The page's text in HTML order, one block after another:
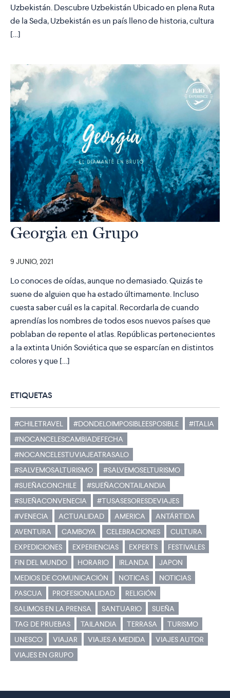
Uzbekistán. Descubre Uzbekistán Ubicado en plena Ruta
de la Seda, Uzbekistán es un país lleno de historia, cultura
[…]
Georgia en Grupo
9 JUNIO, 2021
Lo conoces de oídas, aunque no demasiado. Quizás te
suene de alguien que ha estado últimamente. Incluso
cuesta saber cuál es la capital. Recordarla de cuando
aprendías los nombres de todos esos nuevos países que
poblaban de repente el atlas. Repúblicas pertenecientes
a la extinta Unión Soviética que se esparcían en distintos
colores y que […]
ETIQUETAS
#CHILETRAVEL #DONDELOIMPOSIBLEESPOSIBLE
#ITALIA
#NOCANCELESCAMBIADEFECHA
#NOCANCELESTUVIAJEATRASALO
#SALVEMOSALTURISMO
#SALVEMOSELTURISMO
#SUEÑACONCHILE
#SUEÑACONTAILANDIA
#SUEÑACONVENECIA
#TUSASESORESDEVIAJES
#VENECIA
ACTUALIDAD AMERICA
ANTÁRTIDA
AVENTURA
CAMBOYA CELEBRACIONES
CULTURA
EXPEDICIONES
EXPERIENCIAS EXPERTS
FESTIVALES
FIN DEL MUNDO
HORARIO IRLANDA
JAPON
MEDIOS DE COMUNICACIÓN
NOTICAS
NOTICIAS
PASCUA
PROFESIONALIDAD
RELIGIÓN
SALIMOS EN LA PRENSA
SANTUARIO
SUEÑA
TAG DE PRUEBAS
TAILANDIA TERRASA
TURISMO
UNESCO
VIAJAR VIAJES A MEDIDA
VIAJES AUTOR
VIAJES EN GRUPO